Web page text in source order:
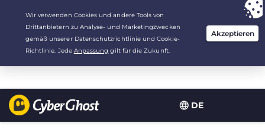
DE
Deine Wahl:Der beste Deal für 2.1666666666667 Jahre zu $
/Monat